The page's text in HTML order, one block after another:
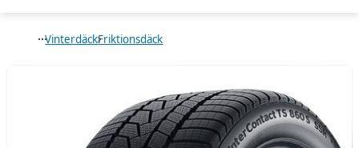
VinterdäckFriktionsdäck